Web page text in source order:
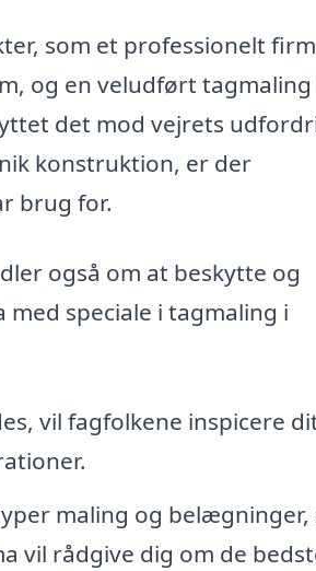
som et professionelt
og en veludført tagmaling
det mod vejrets
konstruktion, er der
brug for.
også om at beskytte og
speciale i tagmaling i
vil fagfolkene inspicere
maling og belægninger,
vil rådgive dig om de